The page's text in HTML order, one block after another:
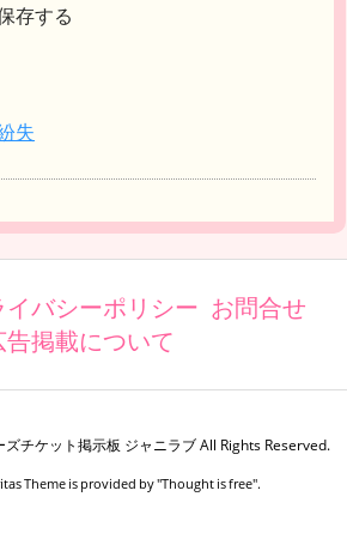
存する
失
イバシーポリシー お問合せ
告掲載について
ズチケット掲示板 ジャニラブAll Rights Reserved.
Theme is provided by "Thought is free".